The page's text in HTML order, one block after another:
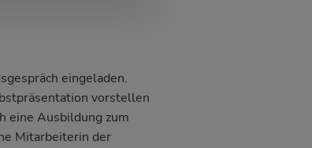
eingeladen.
vorstellen
eine Ausbildung zum
Mitarbeiterin der